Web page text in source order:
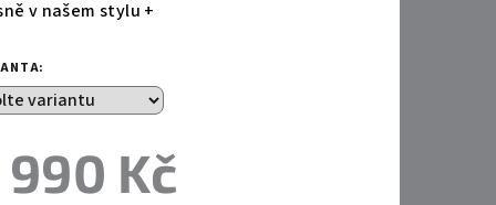
v našem stylu +
Kč